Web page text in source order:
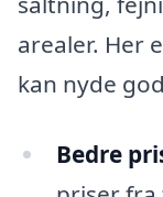
arealer. Her
kan nyde
Bedre